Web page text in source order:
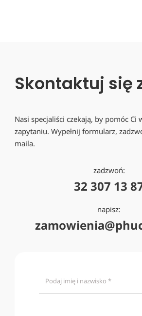
Skontaktuj się
Nasi specjaliści czekają, by pomóc Ci
zapytaniu. Wypełnij formularz,
maila.
zadzwoń:
32 307 13
napisz: